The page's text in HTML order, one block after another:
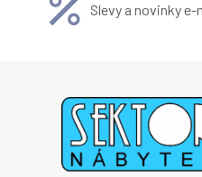
Slevy a novinky e-